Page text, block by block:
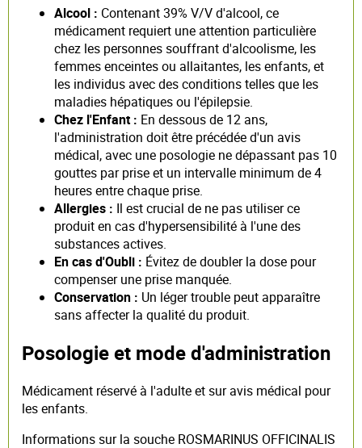
Alcool : Contenant 39% V/V d'alcool, ce
médicament requiert une attention particulière
chez les personnes souffrant d'alcoolisme, les
femmes enceintes ou allaitantes, les enfants, et
les individus avec des conditions telles que les
maladies hépatiques ou l'épilepsie.
Chez l'Enfant : En dessous de 12 ans,
l'administration doit être précédée d'un avis
médical, avec une posologie ne dépassant pas 10
gouttes par prise et un intervalle minimum de 4
heures entre chaque prise.
Allergies : Il est crucial de ne pas utiliser ce
produit en cas d'hypersensibilité à l'une des
substances actives.
En cas d'Oubli : Évitez de doubler la dose pour
compenser une prise manquée.
Conservation : Un léger trouble peut apparaître
sans affecter la qualité du produit.
Posologie et mode d'administration
Médicament réservé à l'adulte et sur avis médical pour
les enfants.
Informations sur la souche ROSMARINUS OFFICINALIS